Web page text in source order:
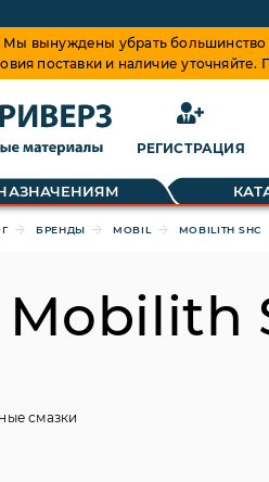
Мы вынуждены убрать большинство
поставки и наличие
РЕГИСТРАЦИЯ
что цена на товары
БРЕНДЫ MOBIL MOBILITH SHC
смазки